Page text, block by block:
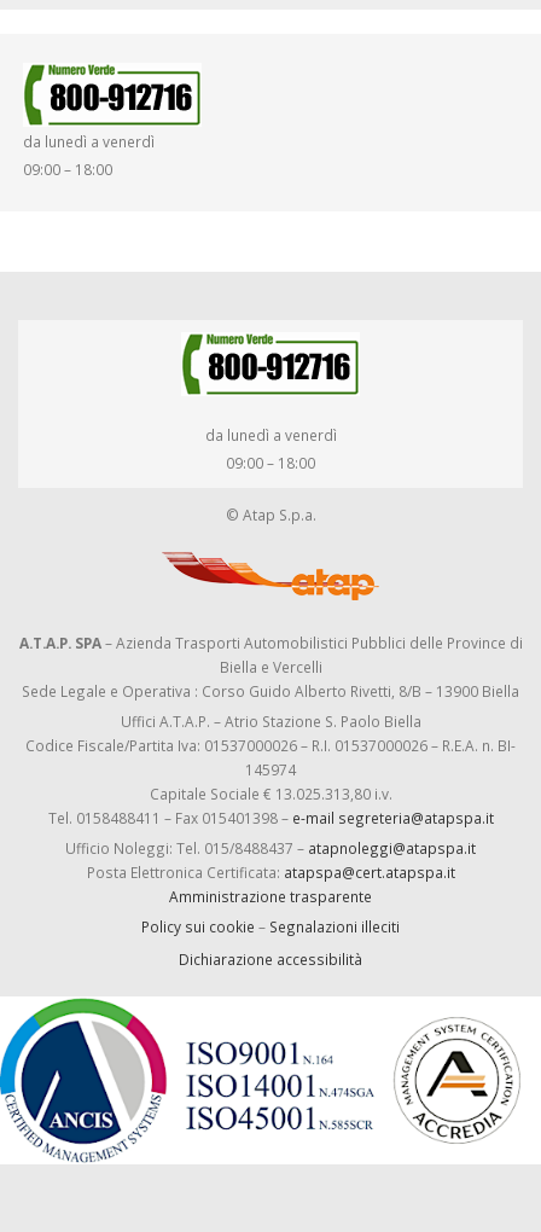
SMARRIMENTO OGGETTI
da lunedì a venerdì
09:00 – 18:00
da lunedì a venerdì
09:00 – 18:00
© Atap S.p.a.
A.T.A.P. SPA– Azienda Trasporti Automobilistici Pubblici delle Province di
Biella e Vercelli
Sede Legale e Operativa : Corso Guido Alberto Rivetti, 8/B – 13900 Biella
Uffici A.T.A.P. – Atrio Stazione S. Paolo Biella
Codice Fiscale/Partita Iva: 01537000026 – R.I. 01537000026 – R.E.A. n. BI-
145974
Capitale Sociale € 13.025.313,80 i.v.
Tel. 0158488411 – Fax 015401398 – e-mail segreteria@atapspa.it
Ufficio Noleggi: Tel. 015/8488437 – atapnoleggi@atapspa.it
Posta Elettronica Certificata: atapspa@cert.atapspa.it
Amministrazione trasparente
Policy sui cookie – Segnalazioni illeciti
Dichiarazione accessibilità